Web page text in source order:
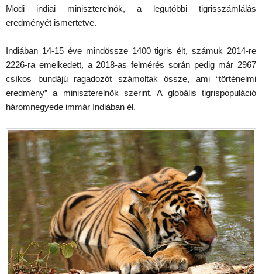
Modi indiai miniszterelnök, a legutóbbi tigrisszámlálás
eredményét ismertetve.
Indiában 14-15 éve mindössze 1400 tigris élt, számuk 2014-re
2226-ra emelkedett, a 2018-as felmérés során pedig már 2967
csíkos bundájú ragadozót számoltak össze, ami “történelmi
eredmény” a miniszterelnök szerint. A globális tigrispopuláció
háromnegyede immár Indiában él.